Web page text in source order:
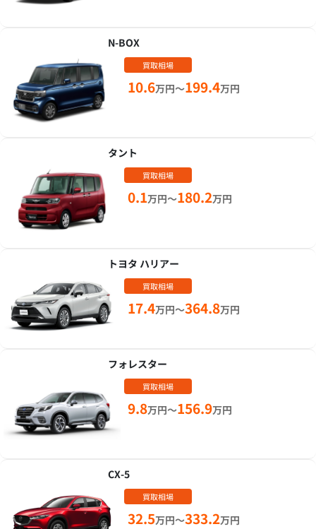
N-BOX
買取相場
10.6万円～199.4万円
タント
買取相場
0.1万円～180.2万円
トヨタ ハリアー
買取相場
17.4万円～364.8万円
フォレスター
買取相場
9.8万円～156.9万円
CX-5
買取相場
32.5万円～333.2万円